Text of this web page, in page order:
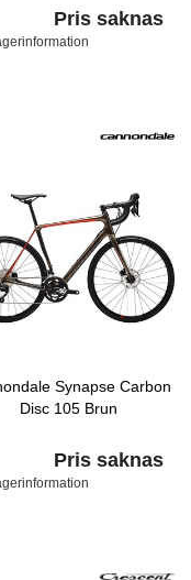
Pris saknas
Synapse Carbon
Disc 105 Brun
Pris saknas